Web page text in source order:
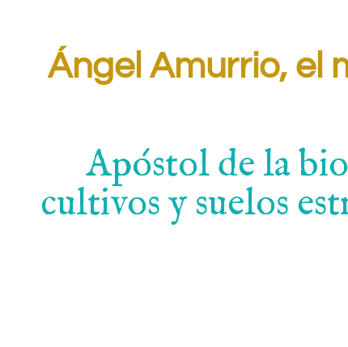
Ángel Amurrio, el
Apóstol de la
cultivos y suelos